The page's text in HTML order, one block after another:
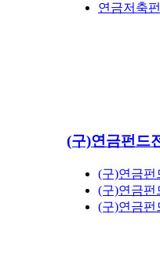
연금저축
(구)연금펀드
(구)연금펀
(구)연금펀
(구)연금펀